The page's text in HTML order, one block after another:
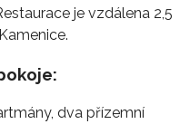
je vzdálena 2,5
dva přízemní